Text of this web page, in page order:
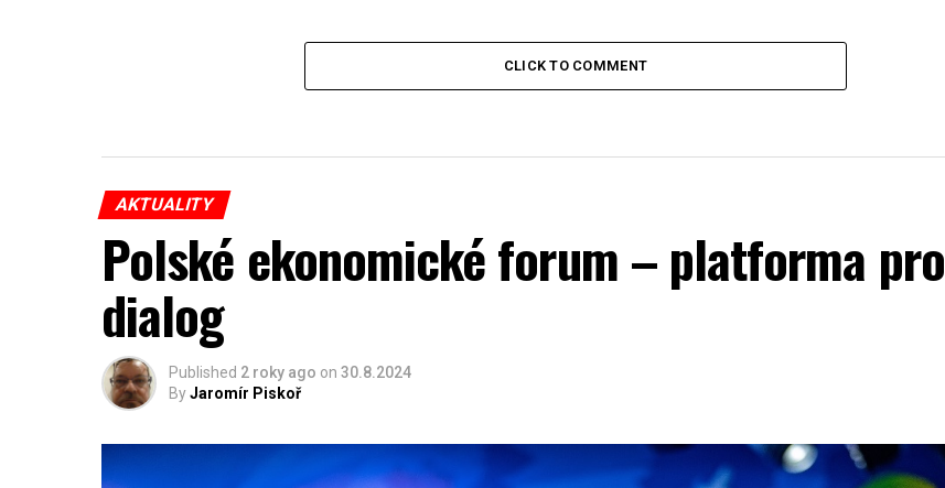
CLICK TO COMMENT
AKTUALITY
Polské ekonomické forum – platforma pro
dialog
Published 2 roky ago on 30.8.2024
ByJaromír Piskoř